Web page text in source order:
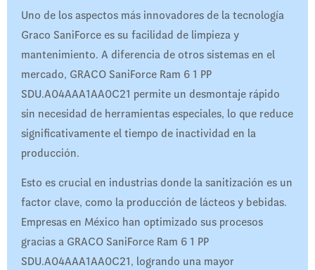
Uno de los aspectos más innovadores de la tecnología
Graco SaniForce es su facilidad de limpieza y
mantenimiento. A diferencia de otros sistemas en el
mercado, GRACO SaniForce Ram 6 1 PP
SDU.A04AAA1AA0C21 permite un desmontaje rápido
sin necesidad de herramientas especiales, lo que reduce
significativamente el tiempo de inactividad en la
producción.
Esto es crucial en industrias donde la sanitización es un
factor clave, como la producción de lácteos y bebidas.
Empresas en México han optimizado sus procesos
gracias a GRACO SaniForce Ram 6 1 PP
SDU.A04AAA1AA0C21, logrando una mayor